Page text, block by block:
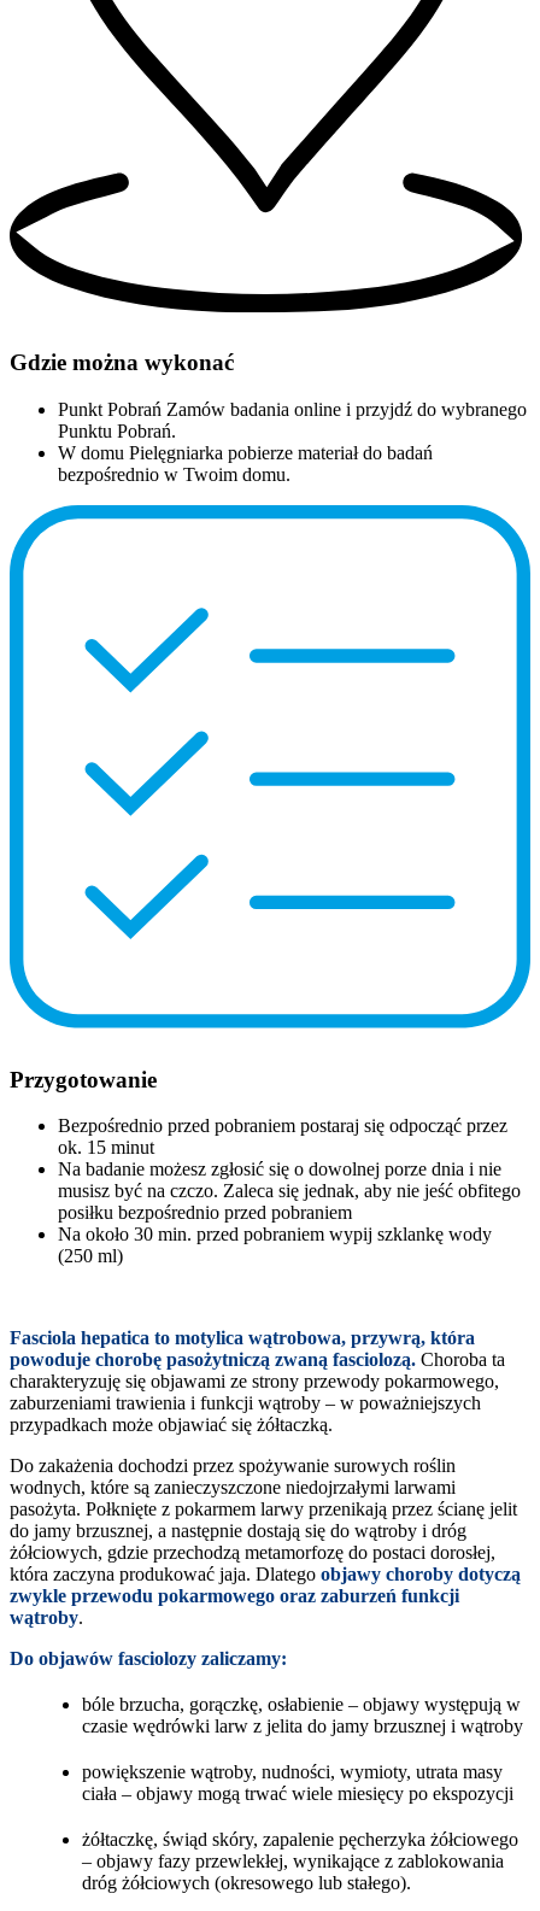
Gdzie można wykonać
Punkt Pobrań Zamów badania online i przyjdź do wybranego
Punktu Pobrań.
W domu Pielęgniarka pobierze materiał do badań
bezpośrednio w Twoim domu.
Przygotowanie
Bezpośrednio przed pobraniem postaraj się odpocząć przez
ok. 15 minut
Na badanie możesz zgłosić się o dowolnej porze dnia i nie
musisz być na czczo. Zaleca się jednak, aby nie jeść obfitego
posiłku bezpośrednio przed pobraniem
Na około 30 min. przed pobraniem wypij szklankę wody
(250 ml)
Fasciola hepatica to motylica wątrobowa, przywrą, która
powoduje chorobę pasożytniczą zwaną fasciolozą. Choroba ta
charakteryzuję się objawami ze strony przewody pokarmowego,
zaburzeniami trawienia i funkcji wątroby – w poważniejszych
przypadkach może objawiać się żółtaczką.
Do zakażenia dochodzi przez spożywanie surowych roślin
wodnych, które są zanieczyszczone niedojrzałymi larwami
pasożyta. Połknięte z pokarmem larwy przenikają przez ścianę jelit
do jamy brzusznej, a następnie dostają się do wątroby i dróg
żółciowych, gdzie przechodzą metamorfozę do postaci dorosłej,
która zaczyna produkować jaja. Dlatego objawy choroby dotyczą
zwykle przewodu pokarmowego oraz zaburzeń funkcji
wątroby.
Do objawów fasciolozy zaliczamy:
bóle brzucha, gorączkę, osłabienie – objawy występują w
czasie wędrówki larw z jelita do jamy brzusznej i wątroby
powiększenie wątroby, nudności, wymioty, utrata masy
ciała – objawy mogą trwać wiele miesięcy po ekspozycji
żółtaczkę, świąd skóry, zapalenie pęcherzyka żółciowego
– objawy fazy przewlekłej, wynikające z zablokowania
dróg żółciowych (okresowego lub stałego).